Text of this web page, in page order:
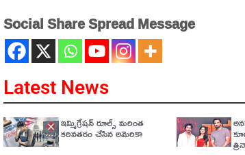
Social Share Spread Message
Latest News
ఇమ్మిగ్రేషన్‌ రూల్స్‌ మరింత
కఠినతరం చేసిన అమెరికా